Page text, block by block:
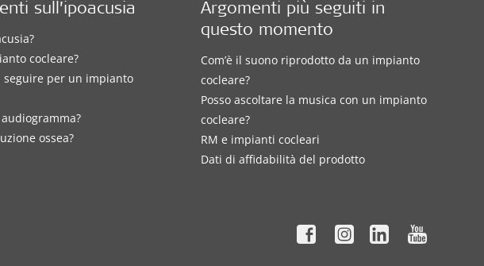
sull’ipoacusia
cocleare?
seguire per un impianto
ossea?
Argomenti più seguiti in
questo momento
Com’è il suono riprodotto da un impianto
cocleare?
Posso ascoltare la musica con un impianto
cocleare?
RM e impianti cocleari
Dati di affidabilità del prodotto